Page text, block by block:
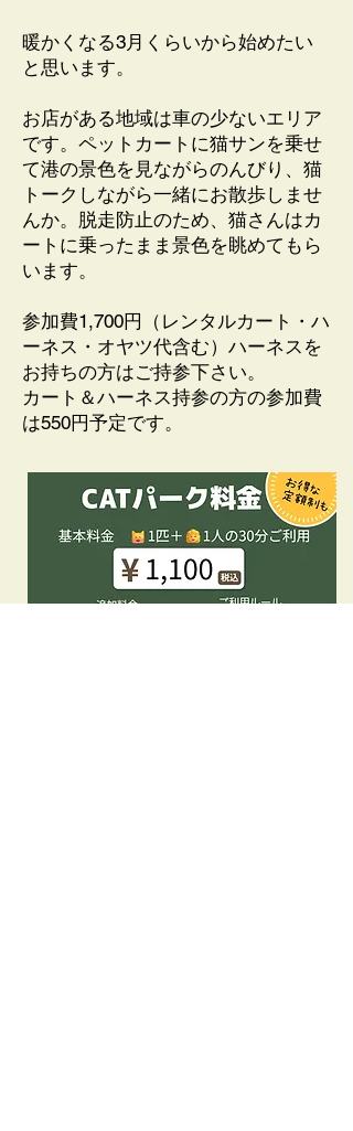
暖かくなる3月くらいから始めたい
と思います。
お店がある地域は車の少ないエリア
です。ペットカートに猫サンを乗せ
て港の景色を見ながらのんびり、猫
トークしながら一緒にお散歩しませ
んか。脱走防止のため、猫さんはカ
ートに乗ったまま景色を眺めてもら
います。
​参加費1,700円（レンタルカート・ハ
ーネス・オヤツ代含む）ハーネスを
お持ちの方はご持参下さい。
​カート＆ハーネス持参の方の参加費
は550円予定です。